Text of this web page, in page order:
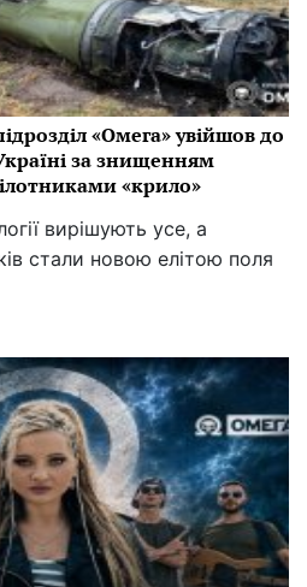
«Омега» увійшов до
за знищенням
«крило»
вирішують усе, а
стали новою елітою поля